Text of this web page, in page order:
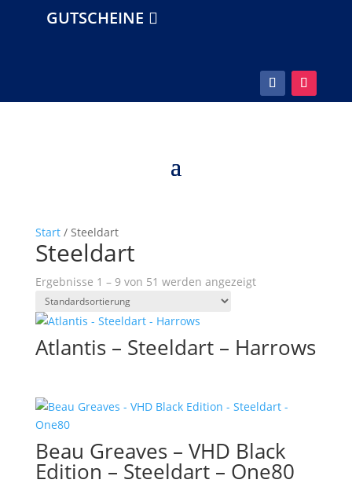
GUTSCHEINE
Start/ Steeldart
Steeldart
Ergebnisse 1 – 9 von 51 werden angezeigt
Atlantis – Steeldart – Harrows
Beau Greaves – VHD Black
Edition – Steeldart – One80